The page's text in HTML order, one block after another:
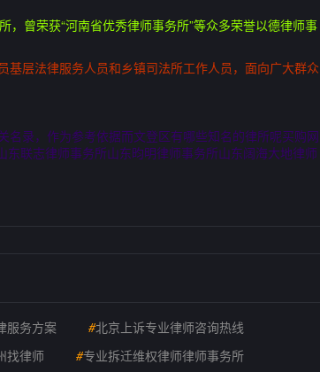
曾荣获“河南省优秀律师事务所”等众多荣誉以德律师事
层法律服务人员和乡镇司法所工作人员，面向广大群众
录，作为参考依据而文登区有哪些知名的律所呢买购网
联志律师事务所山东昀明律师事务所山东阔海大地律师
服务方案 #北京上诉专业律师咨询热线
找律师 #专业拆迁维权律师律师事务所